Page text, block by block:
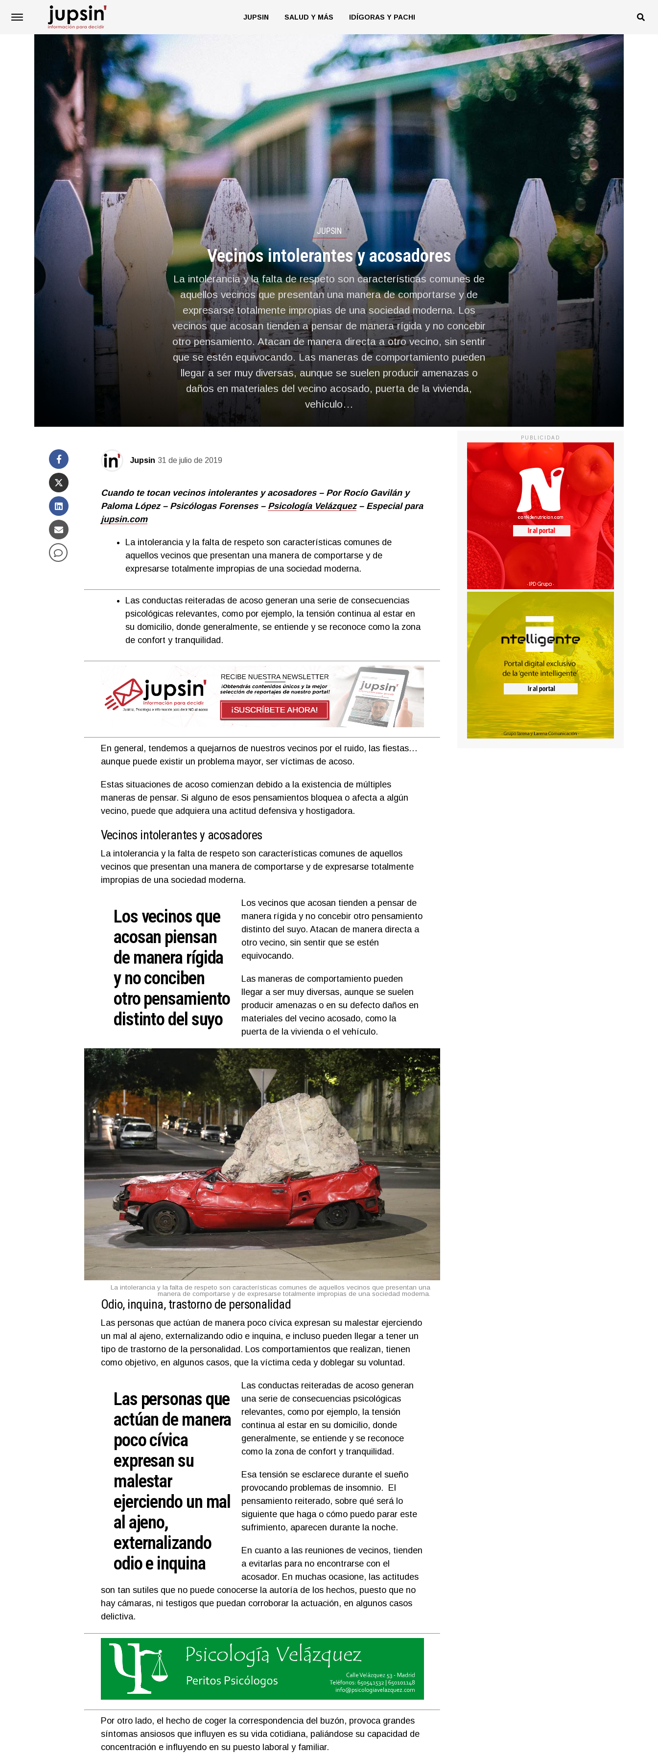
JUPSIN SALUD Y MÁS IDÍGORAS Y PACHI
JUPSIN
Vecinos intolerantes y acosadores
La intolerancia y la falta de respeto son características comunes de
aquellos vecinos que presentan una manera de comportarse y de
expresarse totalmente impropias de una sociedad moderna. Los
vecinos que acosan tienden a pensar de manera rígida y no concebir
otro pensamiento. Atacan de manera directa a otro vecino, sin sentir
que se estén equivocando. Las maneras de comportamiento pueden
llegar a ser muy diversas, aunque se suelen producir amenazas o
daños en materiales del vecino acosado, puerta de la vivienda,
vehículo…
Jupsin 31 de julio de 2019
Cuando te tocan vecinos intolerantes y acosadores – Por Rocío Gavilán y
Paloma López – Psicólogas Forenses – Psicología Velázquez– Especial para
jupsin.com
La intolerancia y la falta de respeto son características comunes de
aquellos vecinos que presentan una manera de comportarse y de
expresarse totalmente impropias de una sociedad moderna.
Las conductas reiteradas de acoso generan una serie de consecuencias
psicológicas relevantes, como por ejemplo, la tensión continua al estar en
su domicilio, donde generalmente, se entiende y se reconoce como la zona
de confort y tranquilidad.
En general, tendemos a quejarnos de nuestros vecinos por el ruido, las fiestas…
aunque puede existir un problema mayor, ser víctimas de acoso.
Estas situaciones de acoso comienzan debido a la existencia de múltiples
maneras de pensar. Si alguno de esos pensamientos bloquea o afecta a algún
vecino, puede que adquiera una actitud defensiva y hostigadora.
Vecinos intolerantes y acosadores
La intolerancia y la falta de respeto son características comunes de aquellos
vecinos que presentan una manera de comportarse y de expresarse totalmente
impropias de una sociedad moderna.
Los vecinos que
acosan piensan
de manera rígida
y no conciben
otro pensamiento
distinto del suyo
Los vecinos que acosan tienden a pensar de
manera rígida y no concebir otro pensamiento
distinto del suyo. Atacan de manera directa a
otro vecino, sin sentir que se estén
equivocando.
Las maneras de comportamiento pueden
llegar a ser muy diversas, aunque se suelen
producir amenazas o en su defecto daños en
materiales del vecino acosado, como la
puerta de la vivienda o el vehículo.
La intolerancia y la falta de respeto son características comunes de aquellos vecinos que presentan una
manera de comportarse y de expresarse totalmente impropias de una sociedad moderna.
Odio, inquina, trastorno de personalidad
Las personas que actúan de manera poco cívica expresan su malestar ejerciendo
un mal al ajeno, externalizando odio e inquina, e incluso pueden llegar a tener un
tipo de trastorno de la personalidad. Los comportamientos que realizan, tienen
como objetivo, en algunos casos, que la víctima ceda y doblegar su voluntad.
Las personas que
actúan de manera
poco cívica
expresan su
malestar
ejerciendo un mal
al ajeno,
externalizando
odio e inquina
Las conductas reiteradas de acoso generan
una serie de consecuencias psicológicas
relevantes, como por ejemplo, la tensión
continua al estar en su domicilio, donde
generalmente, se entiende y se reconoce
como la zona de confort y tranquilidad.
Esa tensión se esclarece durante el sueño
provocando problemas de insomnio. El
pensamiento reiterado, sobre qué será lo
siguiente que haga o cómo puedo parar este
sufrimiento, aparecen durante la noche.
En cuanto a las reuniones de vecinos, tienden
a evitarlas para no encontrarse con el
acosador. En muchas ocasione, las actitudes
son tan sutiles que no puede conocerse la autoría de los hechos, puesto que no
hay cámaras, ni testigos que puedan corroborar la actuación, en algunos casos
delictiva.
Por otro lado, el hecho de coger la correspondencia del buzón, provoca grandes
síntomas ansiosos que influyen es su vida cotidiana, paliándose su capacidad de
concentración e influyendo en su puesto laboral y familiar.
PUBLICIDAD